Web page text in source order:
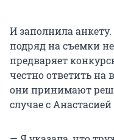
И заполнила анкету.
подряд на съемки
предваряет
честно ответить на
они принимают
случае с